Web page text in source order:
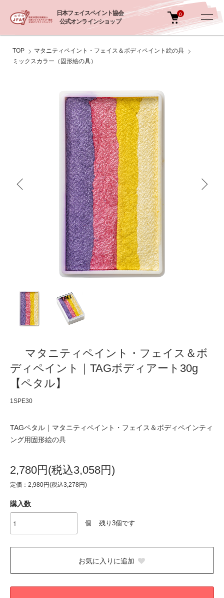
日本フェイスペイント協会
公式オンラインショップ
0
TOP
マタニティペイント・フェイス＆ボディペイント絵の具
ミックスカラー（固形絵の具）
マタニティペイント・フェイス＆ボ
ディペイント｜TAGボディアート30g
【ペタル】
1SPE30
TAGペタル｜マタニティペイント・フェイス＆ボディペインティ
ング用固形絵の具
2,780円(税込3,058円)
定価：2,980円(税込3,278円)
購入数
個 残り3個です
お気に入りに追加